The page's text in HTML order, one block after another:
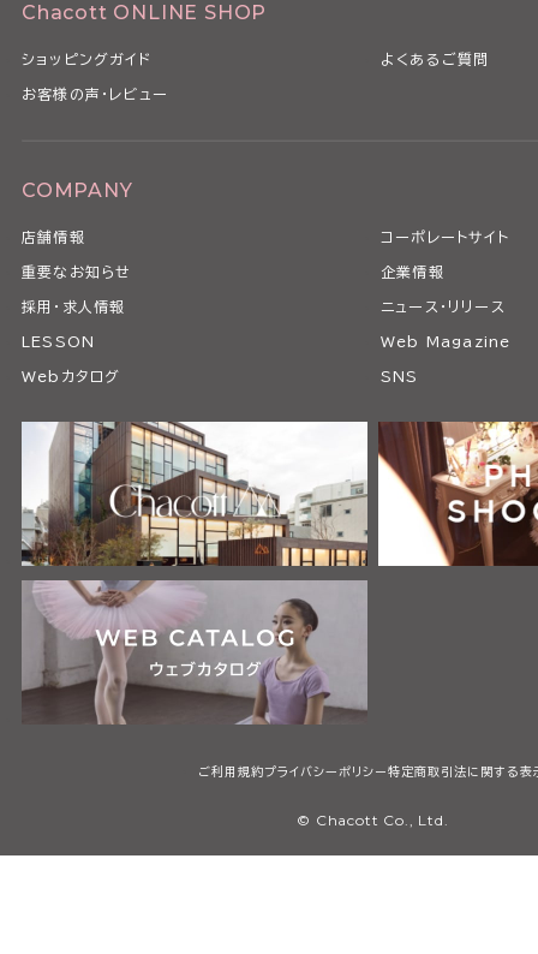
Chacott ONLINE SHOP
ショッピングガイド よくあるご質問
お客様の声・レビュー
COMPANY
店舗情報 コーポレートサイト
重要なお知らせ 企業情報
採用・求人情報 ニュース・リリース
LESSON Web Magazine
Webカタログ SNS
ご利用規約プライバシーポリシー特定商取引法に関する表
© Chacott Co., Ltd.